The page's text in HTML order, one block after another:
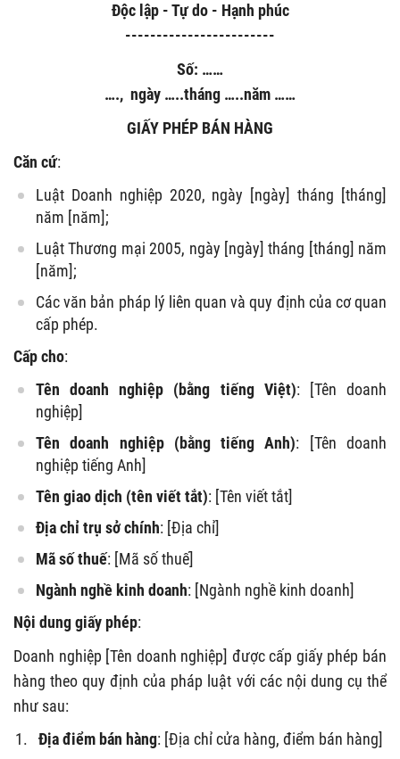
Độc lập - Tự do - Hạnh phúc
------------------------
Số: ……
…., ngày …..tháng …..năm ……
GIẤY PHÉP BÁN HÀNG
Căn cứ:
Luật Doanh nghiệp 2020, ngày [ngày] tháng [tháng]
năm [năm];
Luật Thương mại 2005, ngày [ngày] tháng [tháng] năm
[năm];
Các văn bản pháp lý liên quan và quy định của cơ quan
cấp phép.
Cấp cho:
Tên doanh nghiệp (bằng tiếng Việt): [Tên doanh
nghiệp]
Tên doanh nghiệp (bằng tiếng Anh): [Tên doanh
nghiệp tiếng Anh]
Tên giao dịch (tên viết tắt): [Tên viết tắt]
Địa chỉ trụ sở chính: [Địa chỉ]
Mã số thuế: [Mã số thuế]
Ngành nghề kinh doanh: [Ngành nghề kinh doanh]
Nội dung giấy phép:
Doanh nghiệp [Tên doanh nghiệp] được cấp giấy phép bán
hàng theo quy định của pháp luật với các nội dung cụ thể
như sau:
Địa điểm bán hàng: [Địa chỉ cửa hàng, điểm bán hàng]